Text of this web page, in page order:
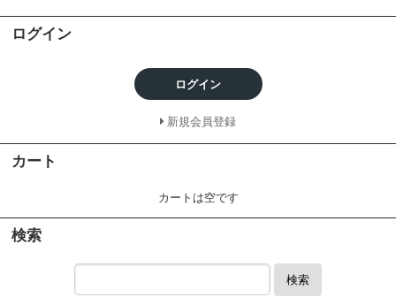
ログイン
ログイン
新規会員登録
カート
カートは空です
検索
検索